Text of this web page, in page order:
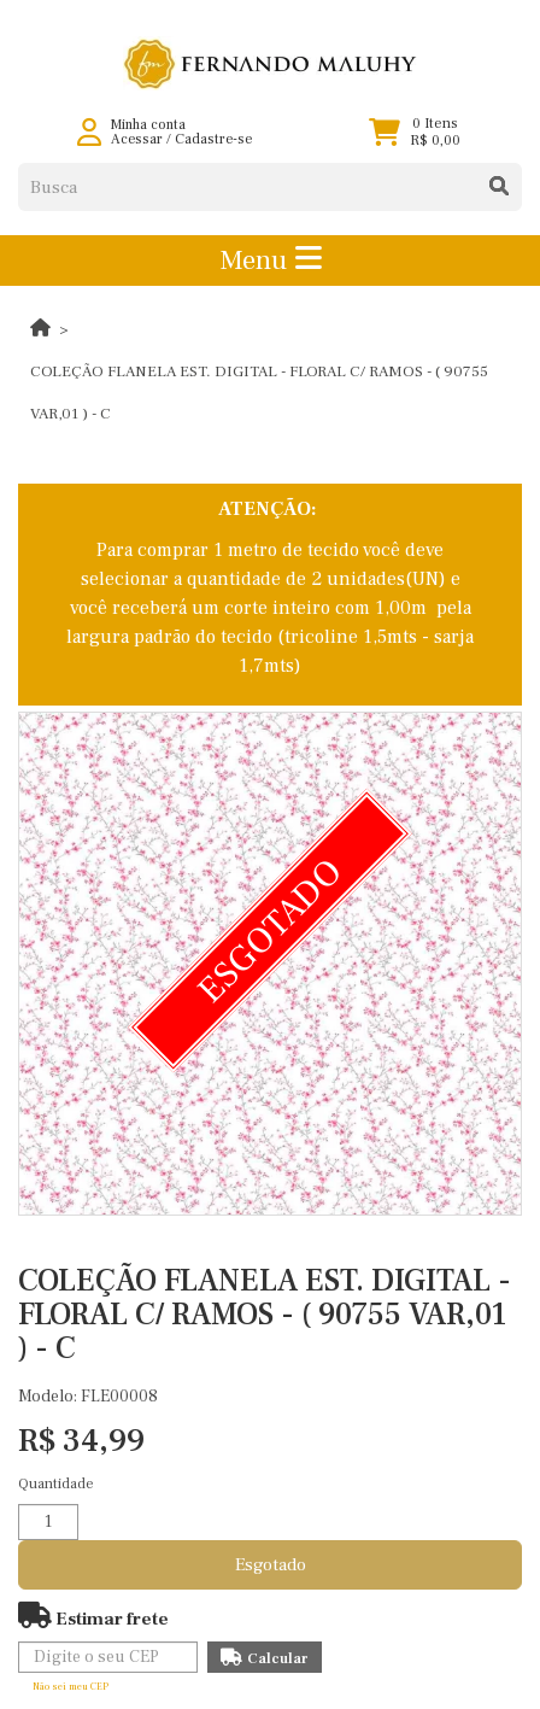
Minha conta
Acessar/ Cadastre-se
0 Itens
R$ 0,00
Menu
COLEÇÃO FLANELA EST. DIGITAL - FLORAL C/ RAMOS - ( 90755
VAR,01 ) - C
ATENÇÃO:
Para comprar 1 metro de tecido você deve
selecionar a quantidade de 2 unidades(UN) e
você receberá um corte inteiro com 1,00m pela
largura padrão do tecido (tricoline 1,5mts - sarja
1,7mts)
ESGOTADO
COLEÇÃO FLANELA EST. DIGITAL -
FLORAL C/ RAMOS - ( 90755 VAR,01
) - C
Modelo: FLE00008
R$ 34,99
Quantidade
Esgotado
Estimar frete
Não sei meu CEP